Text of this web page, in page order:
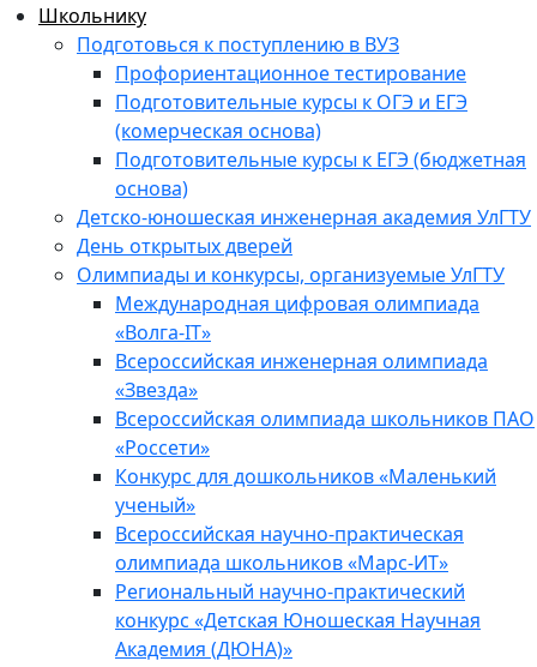
Школьнику
Подготовься к поступлению в ВУЗ
Профориентационное тестирование
Подготовительные курсы к ОГЭ и ЕГЭ
(комерческая основа)
Подготовительные курсы к ЕГЭ (бюджетная
основа)
Детско-юношеская инженерная академия УлГТУ
День открытых дверей
Олимпиады и конкурсы, организуемые УлГТУ
Международная цифровая олимпиада
«Волга-IT»
Всероссийская инженерная олимпиада
«Звезда»
Всероссийская олимпиада школьников ПАО
«Россети»
Конкурс для дошкольников «Маленький
ученый»
Всероссийская научно-практическая
олимпиада школьников «Марс-ИТ»
Региональный научно-практический
конкурс «Детская Юношеская Научная
Академия (ДЮНА)»